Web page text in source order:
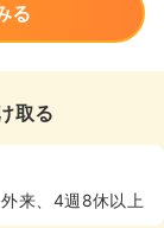
る
取る
来、4週8休以上